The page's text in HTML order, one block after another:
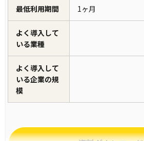
最低利用期間 1ヶ月
よく導入して
いる業種
よく導入して
いる企業の規
模